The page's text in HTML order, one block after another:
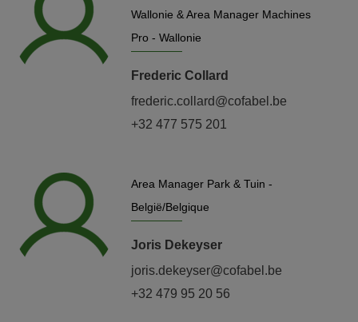
Wallonie & Area Manager Machines
Pro - Wallonie
Frederic Collard
frederic.collard@cofabel.be
+32 477 575 201
Area Manager Park & Tuin -
België/Belgique
Joris Dekeyser
joris.dekeyser@cofabel.be
+32 479 95 20 56